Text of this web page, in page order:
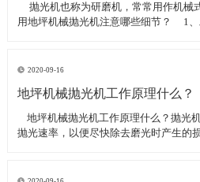
抛光机也称为研磨机，常常用作机械
用地坪机械抛光机注意哪些细节？ 1
2020-09-16
地坪机械抛光机工作原理什么？
地坪机械抛光机工作原理什么？抛光
抛光速率，以便尽快除去磨光时产生的
较深；后者要求使用最细的